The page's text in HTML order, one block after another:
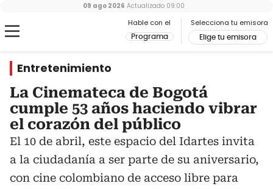
Hable con el
Programa
Selecciona tu emisora
Elige tu emisora
09 ago 2026 Actualizado 09:00
Entretenimiento
La Cinemateca de Bogotá
cumple 53 años haciendo vibrar
el corazón del público
El 10 de abril, este espacio del Idartes invita
a la ciudadanía a ser parte de su aniversario,
con cine colombiano de acceso libre para